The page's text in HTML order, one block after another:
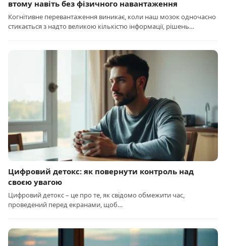
втому навіть без фізичного навантаження
Когнітивне перевантаження виникає, коли наш мозок одночасно
стикається з надто великою кількістю інформації, рішень…
Цифровий детокс: як повернути контроль над
своєю увагою
Цифровий детокс – це про те, як свідомо обмежити час,
проведений перед екранами, щоб…